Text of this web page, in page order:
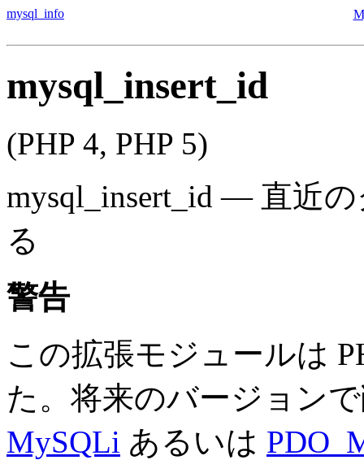
mysql_info
mysql_insert_id
(PHP 4, PHP 5)
mysql_insert_id — 直近
る
警告
この拡張モジュールは
た。将来のバージョン
MySQLi あるいは